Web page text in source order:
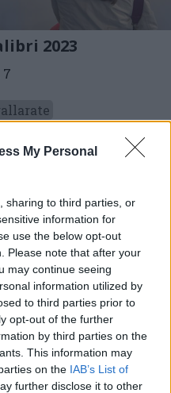
My Personal
sharing to third parties, or
information for
use the below opt-out
Please note that after your
may continue seeing
information utilized by
to third parties prior to
opt-out of the further
by third parties on the
This information may
on the IAB’s List of
further disclose it to other
2023
7